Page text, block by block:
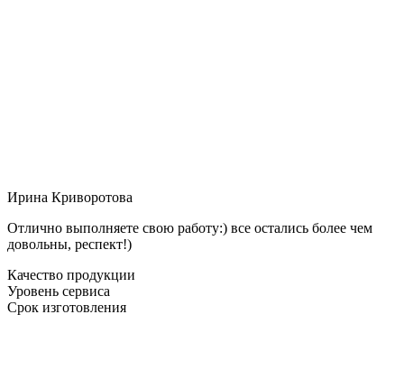
Ирина Криворотова
Отлично выполняете свою работу:) все остались более чем
довольны, респект!)
Качество продукции
Уровень сервиса
Срок изготовления